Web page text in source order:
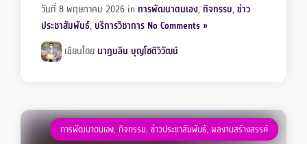
วันที่ 8 พฤษภาคม 2026 inการพัฒนาตนเอง,กิจกรรม,ข่าว
ประชาสัมพันธ์, บริการวิชาการ No Comments »
เขียนโดย นาฏนลิน บุญโชติวิวัฒน์
การพัฒนาตนเอง, กิจกรรม, ข่าวประชาสัมพันธ์, ผลงานสร้างสรรค์